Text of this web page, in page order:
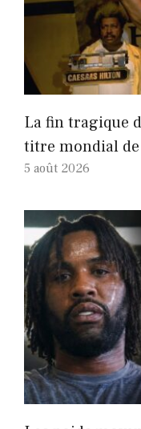
La fin tragique
titre mondial
5 août 2026